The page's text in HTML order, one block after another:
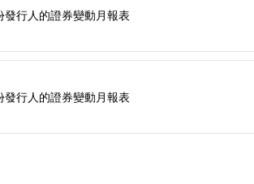
發行人的證券變動月報表
發行人的證券變動月報表